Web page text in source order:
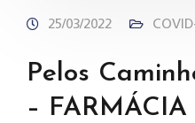
25/03/2022
Pelos
– FARMÁCIA